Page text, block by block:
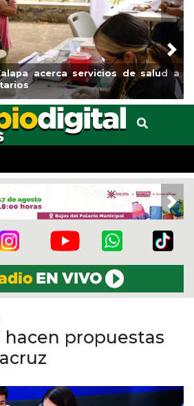
primera etapa de rehabilitación en
propuestas